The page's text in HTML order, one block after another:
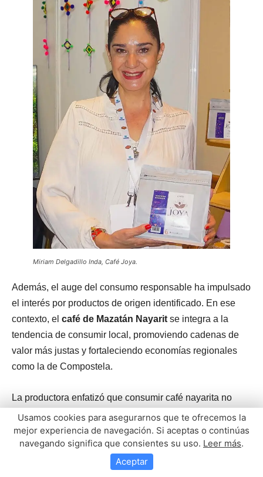
Usamos cookies para asegurarnos que te ofrecemos la
mejor experiencia de navegación. Si aceptas o continúas
navegando significa que consientes su uso. Leer más.
Aceptar